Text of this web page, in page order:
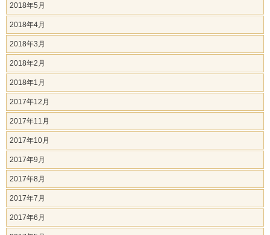
2018年5月
2018年4月
2018年3月
2018年2月
2018年1月
2017年12月
2017年11月
2017年10月
2017年9月
2017年8月
2017年7月
2017年6月